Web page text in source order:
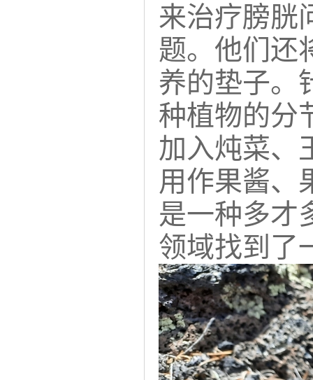
来治疗膀胱
题。他们还
养的垫子。
种植物的分
加入炖菜、
用作果酱、
是一种多才
领域找到了